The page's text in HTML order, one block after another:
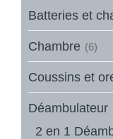
Batteries et
Chambre (6)
Coussins et
Déambulateur
2 en 1